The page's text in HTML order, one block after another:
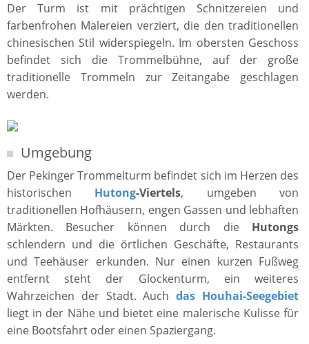
Der Turm ist mit prächtigen Schnitzereien und
farbenfrohen Malereien verziert, die den traditionellen
chinesischen Stil widerspiegeln. Im obersten Geschoss
befindet sich die Trommelbühne, auf der große
traditionelle Trommeln zur Zeitangabe geschlagen
werden.
Umgebung
Der Pekinger Trommelturm befindet sich im Herzen des
historischen Hutong-Viertels, umgeben von
traditionellen Hofhäusern, engen Gassen und lebhaften
Märkten. Besucher können durch die Hutongs
schlendern und die örtlichen Geschäfte, Restaurants
und Teehäuser erkunden. Nur einen kurzen Fußweg
entfernt steht der Glockenturm, ein weiteres
Wahrzeichen der Stadt. Auchdas Houhai-Seegebiet
liegt in der Nähe und bietet eine malerische Kulisse für
eine Bootsfahrt oder einen Spaziergang.